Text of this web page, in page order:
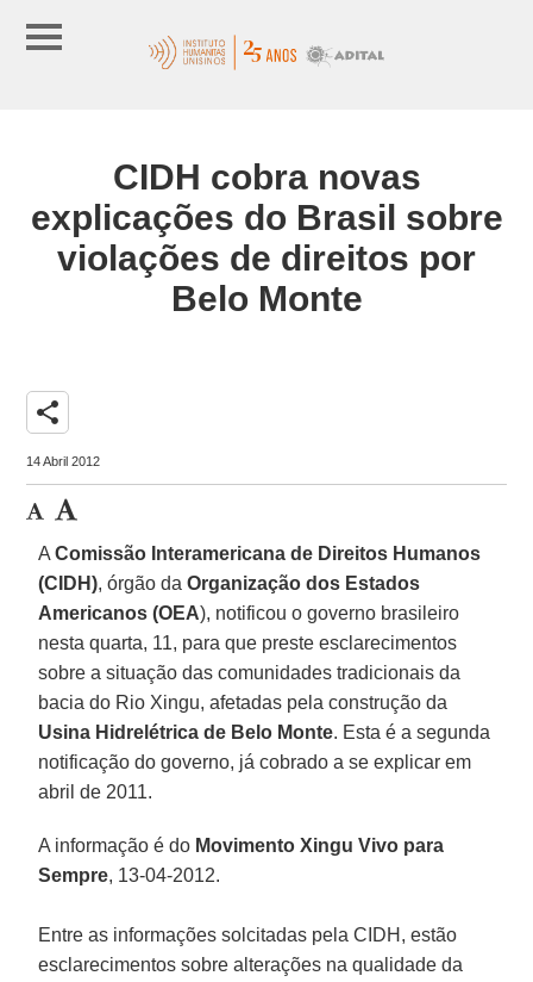
CIDH cobra novas
explicações do Brasil sobre
violações de direitos por
Belo Monte
share
14 Abril 2012
AComissão Interamericana de Direitos Humanos
(CIDH), órgão daOrganização dos Estados
Americanos (OEA), notificou o governo brasileiro
nesta quarta, 11, para que preste esclarecimentos
sobre a situação das comunidades tradicionais da
bacia do Rio Xingu, afetadas pela construção da
Usina Hidrelétrica de Belo Monte. Esta é a segunda
notificação do governo, já cobrado a se explicar em
abril de 2011.
A informação é do Movimento Xingu Vivo para
Sempre, 13-04-2012.
Entre as informações solcitadas pela CIDH, estão
esclarecimentos sobre alterações na qualidade da